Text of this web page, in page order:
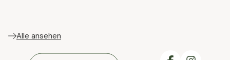
Alle ansehen